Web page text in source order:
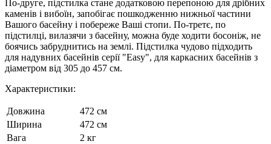
По-друге, підстилка стане додатковою перепоною для дрібних
каменів і вибоїн, запобігає пошкодженню нижньої частини
Вашого басейну і побереже Ваші стопи. По-третє, по
підстилці, вилазячи з басейну, можна буде ходити босоніж, не
боячись забруднитись на землі. Підстилка чудово підходить
для надувних басейнів серії "Easy", для каркасних басейнів з
діаметром від 305 до 457 см.
Характеристики:
Довжина
472 см
Ширина
472 см
Вага
2 кг